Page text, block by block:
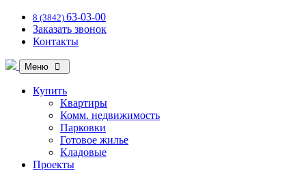
8 (3842) 63-03-00
Заказать звонок
Контакты
Меню
Купить
Квартиры
Комм. недвижимость
Парковки
Готовое жилье
Кладовые
Проекты